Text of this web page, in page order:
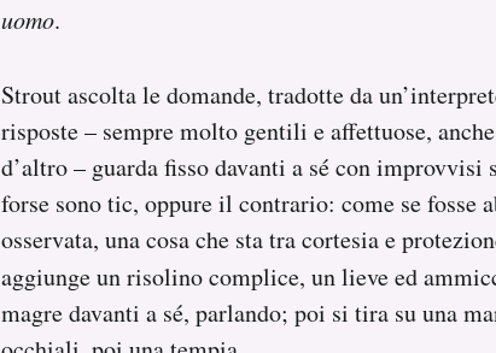
uomo.
Strout ascolta le domande, tradotte da
risposte – sempre molto gentili e affettuose,
d’altro – guarda fisso davanti a sé con
forse sono tic, oppure il contrario: come se fosse
osservata, una cosa che sta tra cortesia e
aggiunge un risolino complice, un lieve ed
magre davanti a sé, parlando; poi si tira su una